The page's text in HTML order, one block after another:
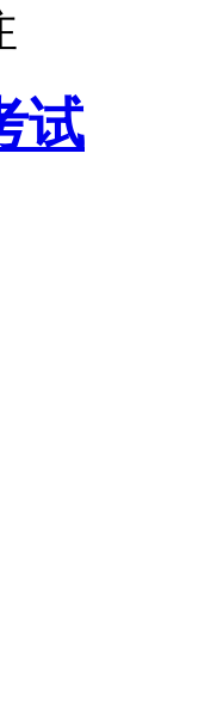
试